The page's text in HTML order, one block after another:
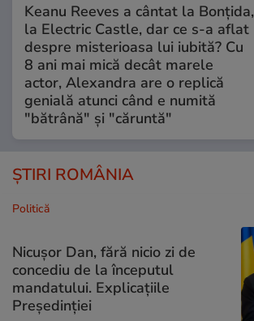
Keanu Reeves a cântat la Bonțida,
la Electric Castle, dar ce s-a aflat
despre misterioasa lui iubită? Cu
8 ani mai mică decât marele
actor, Alexandra are o replică
genială atunci când e numită
"bătrână" și "căruntă"
ȘTIRI ROMÂNIA
Politică
Nicușor Dan, fără nicio zi de
concediu de la începutul
mandatului. Explicațiile
Președinției